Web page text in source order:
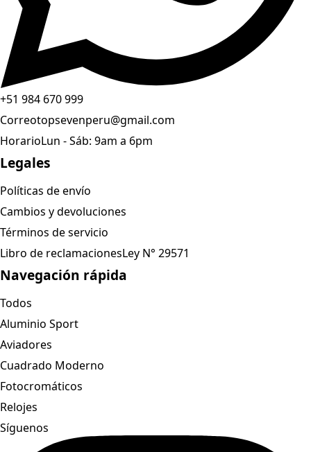
+51 984 670 999
Correotopsevenperu@gmail.com
HorarioLun - Sáb: 9am a 6pm
Legales
Políticas de envío
Cambios y devoluciones
Términos de servicio
Libro de reclamacionesLey N° 29571
Navegación rápida
Todos
Aluminio Sport
Aviadores
Cuadrado Moderno
Fotocromáticos
Relojes
Síguenos